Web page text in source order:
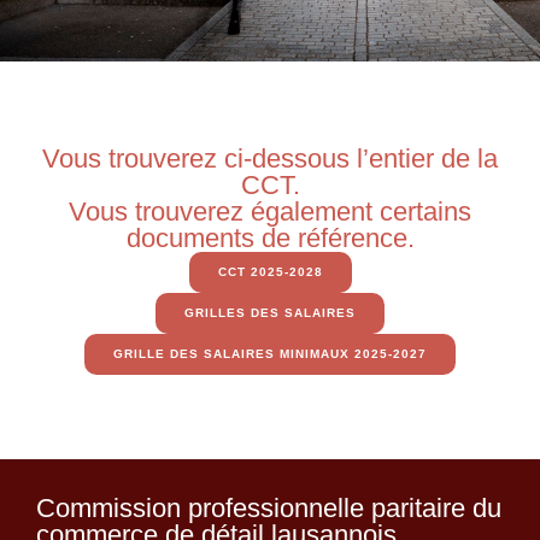
Vous trouverez ci-dessous l’entier de la
CCT.
​Vous trouverez également certains
documents de référence.
CCT 2025-2028
GRILLES DES SALAIRES
GRILLE DES SALAIRES MINIMAUX 2025-2027
Commission professionnelle paritaire du
commerce de détail lausannois